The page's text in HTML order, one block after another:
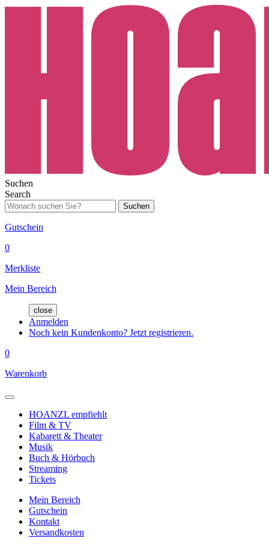
Suchen
Search
Suchen
Gutschein
0
Merkliste
Mein Bereich
close
Anmelden
Noch kein Kundenkonto? Jetzt registrieren.
0
Warenkorb
HOANZL empfiehlt
Film & TV
Kabarett & Theater
Musik
Buch & Hörbuch
Streaming
Tickets
Mein Bereich
Gutschein
Kontakt
Versandkosten